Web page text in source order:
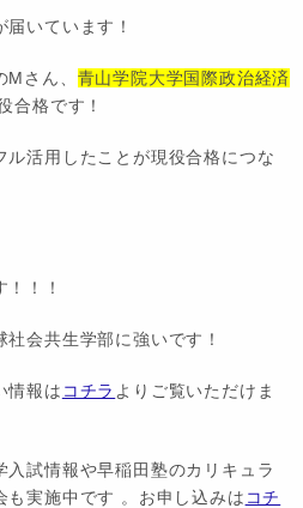
いています！
Mさん、 青山学院大学国際政治経済
合格です！
ル活用したことが現役合格につな
！！
会共生学部に強いです！
情報は コチラ よりご覧いただけま
入試情報や早稲田塾のカリキュラ
も実施中です 。お申し込みは コチ